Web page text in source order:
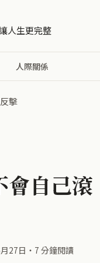
人生更完整
人際關係
擊
會自己
27日 ・ 7 分鐘閱讀